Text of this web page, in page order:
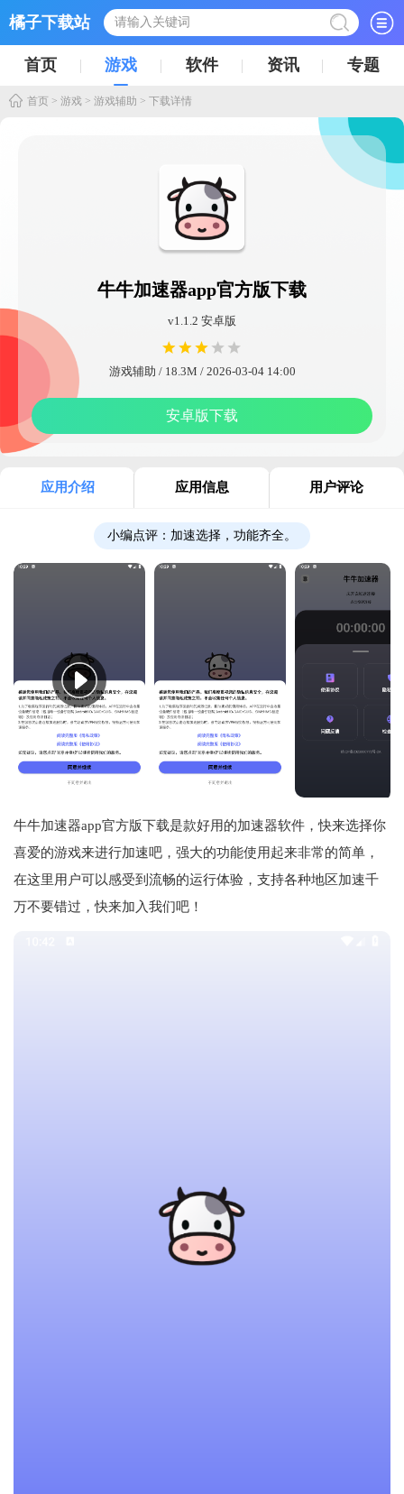
橘子下载站
首页 游戏 软件 资讯 专题
首页 > 游戏 > 游戏辅助 > 下载详情
牛牛加速器app官方版下载
v1.1.2 安卓版
游戏辅助 / 18.3M / 2026-03-04 14:00
安卓版下载
应用介绍 应用信息 用户评论
小编点评： 加速选择，功能齐全。
牛牛加速器app官方版下载是款好用的加速器软件，快来选择你
喜爱的游戏来进行加速吧，强大的功能使用起来非常的简单，
在这里用户可以感受到流畅的运行体验，支持各种地区加速千
万不要错过，快来加入我们吧！